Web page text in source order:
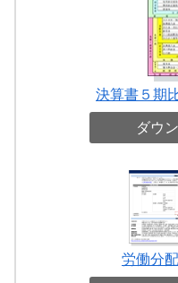
決算書５期
ダウ
労働分